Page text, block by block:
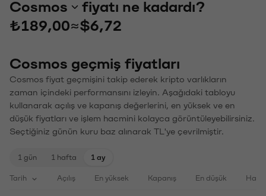
Cosmos
fiyatı ne kadardı?
₺189,00≈$6,72
Cosmos geçmiş fiyatları
Cosmos fiyat geçmişini takip ederek kripto varlıkların
zaman içindeki performansını izleyin. Aşağıdaki tabloyu
kullanarak açılış ve kapanış değerlerini, en yüksek ve en
düşük fiyatları ve işlem hacmini kolayca görüntüleyebilirsiniz.
Seçtiğiniz günün kuru baz alınarak TL'ye çevrilmiştir.
1 gün 1 hafta 1 ay
Tarih Açılış En yüksek Kapanış En düşük